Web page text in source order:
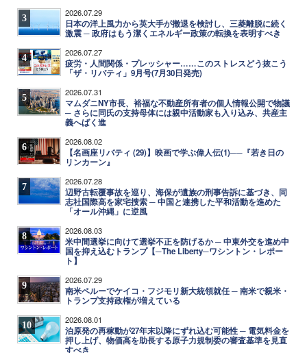
3 2026.07.29
日本の洋上風力から英大手が撤退を検討し、三菱離脱に続く
激震 ─ 政府はもう潔くエネルギー政策の転換を表明すべき
4 2026.07.27
疲労・人間関係・プレッシャー……このストレスどう抜こう
「ザ・リバティ」9月号(7月30日発売)
5 2026.07.31
マムダニNY市長、裕福な不動産所有者の個人情報公開で物議
─ さらに同氏の支持母体には親中活動家も入り込み、共産主
義へばく進
6 2026.08.02
【名画座リバティ (29)】映画で学ぶ偉人伝(1)──『若き日の
リンカーン』
7 2026.07.28
辺野古転覆事故を巡り、海保が遺族の刑事告訴に基づき、同
志社国際高を家宅捜索 ─ 中国と連携した平和活動を進めた
「オール沖縄」に逆風
8 2026.08.03
米中間選挙に向けて選挙不正を防げるか ─ 中東外交を進め中
国を抑え込むトランプ【─The Liberty─ワシントン・レポー
ト】
9 2026.07.29
南米ペルーでケイコ・フジモリ新大統領就任 ─ 南米で親米・
トランプ支持政権が増えている
10 2026.08.01
泊原発の再稼動が27年末以降にずれ込む可能性 ─ 電気料金を
押し上げ、物価高を助長する原子力規制委の審査基準を見直
すべき